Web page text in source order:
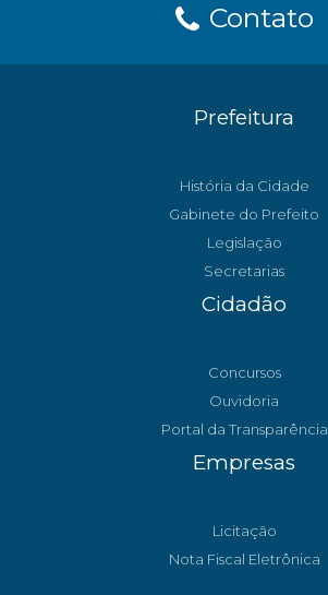
Contato
Prefeitura
História da Cidade
Gabinete do Prefeito
Legislação
Secretarias
Cidadão
Concursos
Ouvidoria
Portal da Transparência
Empresas
Licitação
Nota Fiscal Eletrônica